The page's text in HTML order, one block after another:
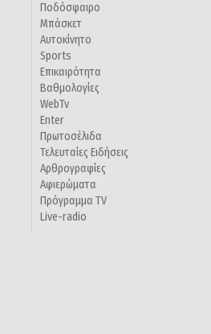
Ποδόσφαιρο
Μπάσκετ
Αυτοκίνητο
Sports
Επικαιρότητα
Βαθμολογίες
WebTv
Enter
Πρωτοσέλιδα
Τελευταίες Ειδήσεις
Αρθρογραφίες
Αφιερώματα
Πρόγραμμα TV
Live-radio